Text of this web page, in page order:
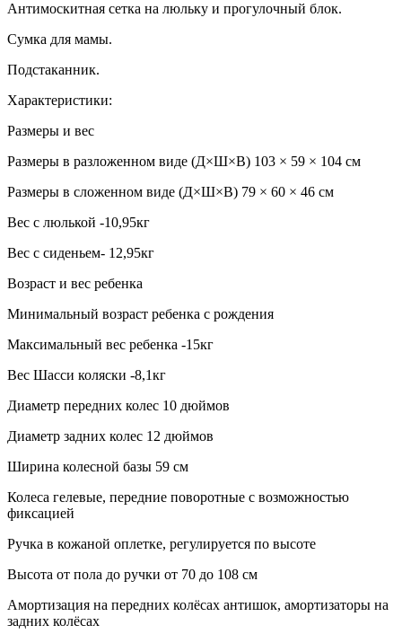
Антимоскитная сетка на люльку и прогулочный блок.
Сумка для мамы.
Подстаканник.
Характеристики:
Размеры и вес
Размеры в разложенном виде (Д×Ш×В) 103 × 59 × 104 см
Размеры в сложенном виде (Д×Ш×В) 79 × 60 × 46 см
Вес с люлькой -10,95кг
Вес с сиденьем- 12,95кг
Возраст и вес ребенка
Минимальный возраст ребенка с рождения
Максимальный вес ребенка -15кг
Вес Шасси коляски -8,1кг
Диаметр передних колес 10 дюймов
Диаметр задних колес 12 дюймов
Ширина колесной базы 59 см
Колеса гелевые, передние поворотные с возможностью
фиксацией
Ручка в кожаной оплетке, регулируется по высоте
Высота от пола до ручки от 70 до 108 см
Амортизация на передних колёсах антишок, амортизаторы на
задних колёсах